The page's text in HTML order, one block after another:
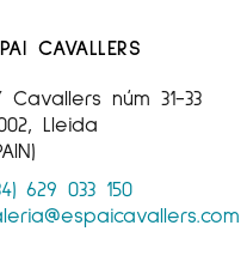
CAVALLERS
núm 31-33
Lleida
629 033 150